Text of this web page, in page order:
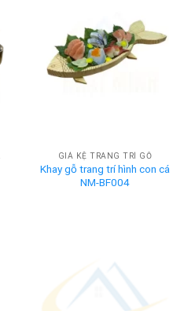
GIÁ KỆ TRANG TRÍ GỖ
Khay gỗ trang trí hình con cá
NM-BF004